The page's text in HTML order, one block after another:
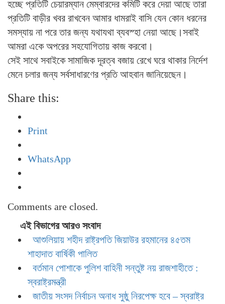
হচ্ছে প্রতিটি চেয়ারম্যান মেম্বারদের কমিটি করে দেয়া আছে তারা
প্রতিটি বাড়ীর খবর রাখবেন আমার ধামরাই বাসি যেন কোন ধরনের
সমস্যায় না পরে তার জন্য যথাযথা ব্যবস্হা নেয়া আছে।সবাই
আমরা একে অপরের সহযোগিতায় কাজ করবো।
সেই সাথে সবাইকে সামাজিক দূরত্ব বজায় রেখে ঘরে থাকার নির্দেশ
মেনে চলার জন্য সর্বসাধারণের প্রতি আহবান জানিয়েছেন।
Share this:
Print
WhatsApp
Comments are closed.
এই বিভাগের আরও সংবাদ
আশুলিয়ায় শহীদ রাষ্ট্রপতি জিয়াউর রহমানের ৪৫তম
শাহাদাত বার্ষিকী পালিত
বর্তমান পোশাকে পুলিশ বাহিনী সন্তুষ্ট নয় রাজশাহীতে :
স্বরাষ্ট্রমন্ত্রী
জাতীয় সংসদ নির্বাচন অনাধ সুষ্ঠু নিরপেক্ষ হবে – স্বরাষ্ট্র